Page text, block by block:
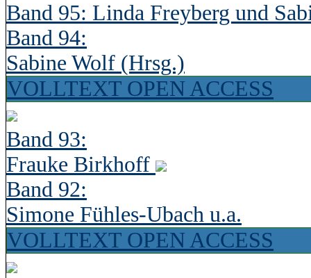
Band 95: Linda Freyberg und
Band 94:
Sabine Wolf (Hrsg.)
VOLLTEXT OPEN ACCESS
Band 93:
Frauke Birkhoff
Band 92:
Simone Fühles-Ubach u.a.
VOLLTEXT OPEN ACCESS